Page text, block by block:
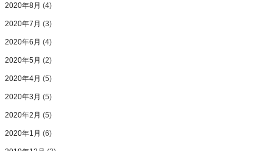
2020年8月 (4)
2020年7月 (3)
2020年6月 (4)
2020年5月 (2)
2020年4月 (5)
2020年3月 (5)
2020年2月 (5)
2020年1月 (6)